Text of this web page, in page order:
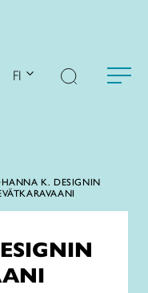
FI
K. DESIGNIN